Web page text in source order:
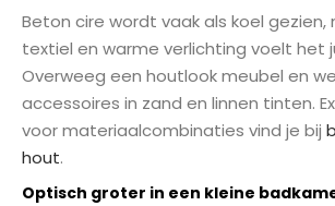
Beton cire wordt vaak als koel
textiel en warme verlichting voelt het
Overweeg een houtlook meubel en
accessoires in zand en linnen tinten.
voor materiaalcombinaties vind je bij
hout.
Optisch groter in een kleine